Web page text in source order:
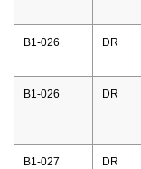
B1-026 DR
B1-026 DR
B1-027 DR